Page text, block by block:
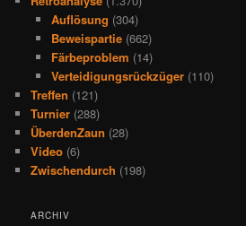
Auflösung (304)
Beweispartie(662)
Färbeproblem (14)
Verteidigungsrückzüger(110)
Treffen (121)
Turnier (288)
ÜberdenZaun (28)
Video (6)
Zwischendurch (198)
ARCHIV